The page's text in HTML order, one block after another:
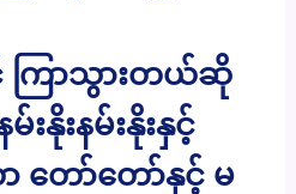
ြာသွားတယ်ဆို
နိုးနမ်းနိုးနှင့်
တော်တော်နှင့် မ